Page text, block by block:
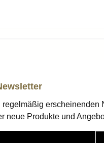
erscheinenden
neue Produkte und